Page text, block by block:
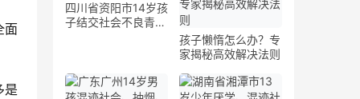
面
是
四川省资阳市14岁孩
子结交社会不良青年
孩子懒惰怎么办？专
家揭秘高效解决法则